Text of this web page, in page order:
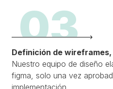
03
Definición de
Nuestro equipo de diseño
figma, solo una vez
implementación